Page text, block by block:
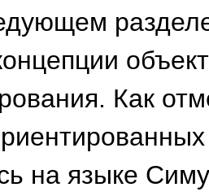
разделе
Как
на языке